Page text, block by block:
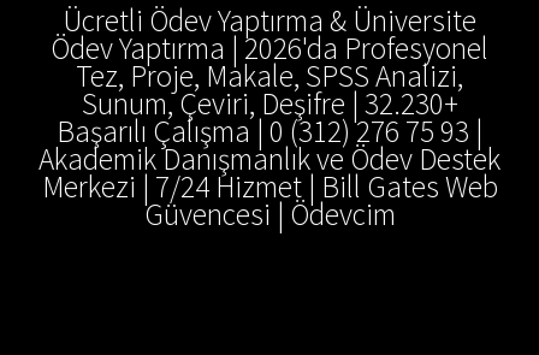
Ücretli Ödev Yaptırma & Üniversite
Ödev Yaptırma | 2026'da Profesyonel
Tez, Proje, Makale, SPSS Analizi,
Sunum, Çeviri, Deşifre | 32.230+
Başarılı Çalışma | 0 (312) 276 75 93 |
Akademik Danışmanlık ve Ödev Destek
Merkezi | 7/24 Hizmet | Bill Gates Web
Güvencesi | Ödevcim